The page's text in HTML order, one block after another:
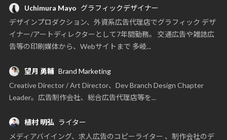
Uchimura Mayo グラフィックデザイナー
デザインプロダクション、外資系広告代理店でグラフィック デザ
イナー/アートディレクターとして7年間勤務。 交通広告や雑誌広
告等の印刷媒体から、Webサイトまで 多岐...
望月 勇輔 Brand Marketing
Creative Director / Art Director、Dev Branch Design Chapter
Leader。広告制作会社、総合広告代理店等を...
植村 明弘 ライター
メディアバイイング、求人広告のコピーライター 、制作会社のデ